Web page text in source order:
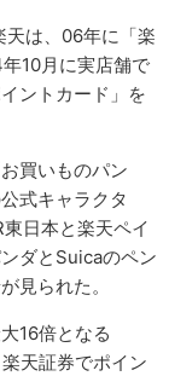
天は、06年に「楽
10月に実店舗で
ントカード」を
買いものパン
式キャラクタ
日本と楽天ペイ
ダとSuicaのペン
見られた。
16倍となる
天証券でポイン